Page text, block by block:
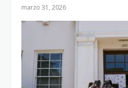
marzo 31, 2026